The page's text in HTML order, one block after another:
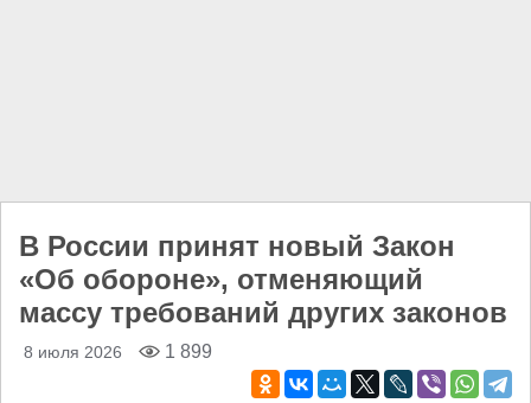
В России принят новый Закон
«Об обороне», отменяющий
массу требований других законов
8 июля 2026 1 899